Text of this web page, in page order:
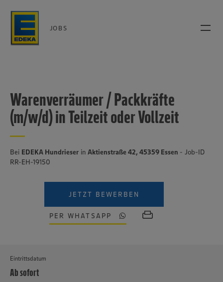
JOBS
Warenverräumer / Packkräfte
(m/w/d) in Teilzeit oder Vollzeit
Bei EDEKA Hundrieser in Aktienstraße 42, 45359 Essen - Job-ID
RR-EH-19150
JETZT BEWERBEN
PER WHATSAPP
Eintrittsdatum
Ab sofort